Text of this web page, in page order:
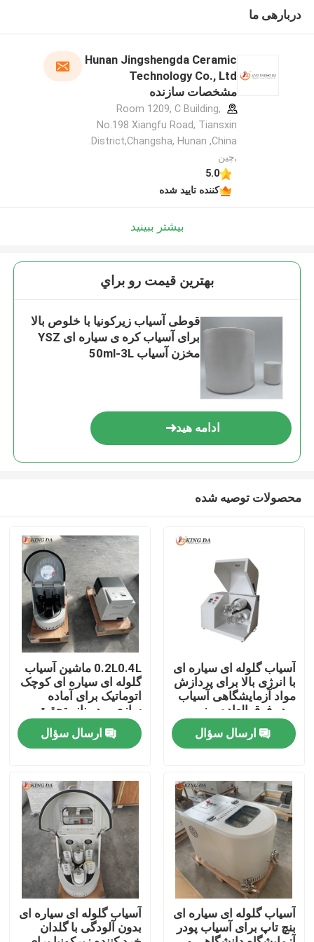
خانه
محصولات
دربارهی ما
دربارهی ما
Hunan Jingshengda Ceramic
Technology Co., Ltd
مشخصات سازنده
Room 1209, C Building,
No.198 Xiangfu Road, Tiansxin
,چین
5.0
کننده تایید شده
بیشتر ببینید
بهترين قيمت رو براي
قوطی آسیاب زیرکونیا با خلوص بالا
برای آسیاب کره ی سیاره ای YSZ
مخزن آسیاب 50ml-3L
ادامه هید
محصولات توصیه شده
آسیاب گلوله ای سیاره ای
با انرژی بالا برای پردازش
مواد آزمایشگاهی آسیاب
پودر فوق العاده ریز
ارسال سؤال
0.2L0.4L ماشین آسیاب
گلوله ای سیاره ای کوچک
اتوماتیک برای آماده
سازی پودر نانو تحقیق
پیشرفته مواد
ارسال سؤال
آسیاب گلوله ای سیاره ای
بنچ تاپ برای آسیاب پودر
آسیاب گلوله ای سیاره ای
بدون آلودگی با گلدان